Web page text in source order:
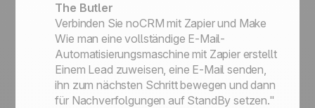
The Butler
Verbinden Sie noCRM mit Zapier und Make
Wie man eine vollständige E-Mail-
Automatisierungsmaschine mit Zapier erstellt
Einem Lead zuweisen, eine E-Mail senden,
ihn zum nächsten Schritt bewegen und dann
für Nachverfolgungen auf StandBy setzen."